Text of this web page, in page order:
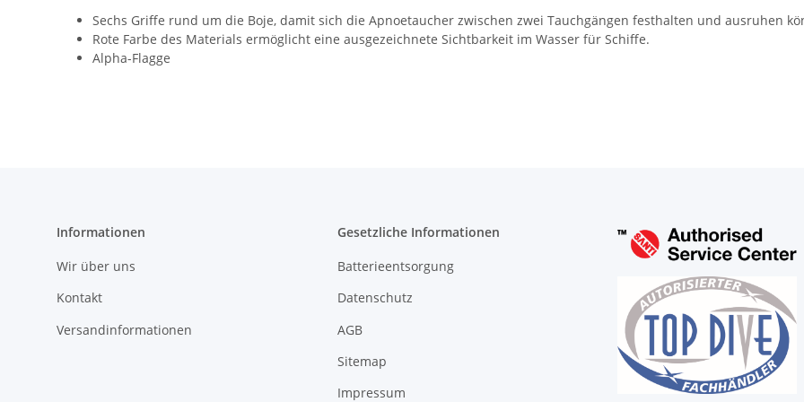
Sechs Griffe rund um die Boje, damit sich die Apnoetaucher zwischen zwei Tauchgängen festhalten und ausruhen
Rote Farbe des Materials ermöglicht eine ausgezeichnete Sichtbarkeit im Wasser für Schiffe.
Alpha-Flagge
Informationen
Wir über uns
Kontakt
Versandinformationen
Gesetzliche Informationen
Batterieentsorgung
Datenschutz
AGB
Sitemap
Impressum